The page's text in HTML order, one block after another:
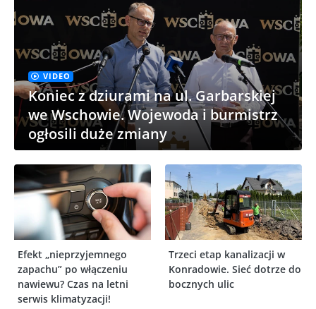
VIDEO
Koniec z dziurami na ul. Garbarskiej
we Wschowie. Wojewoda i burmistrz
ogłosili duże zmiany
Efekt „nieprzyjemnego
zapachu” po włączeniu
nawiewu? Czas na letni
serwis klimatyzacji!
Trzeci etap kanalizacji w
Konradowie. Sieć dotrze do
bocznych ulic